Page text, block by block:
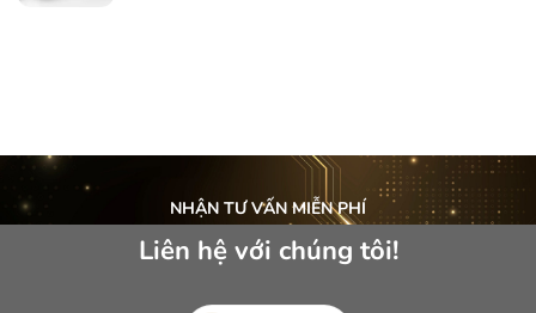
NHẬN TƯ VẤN MIỄN PHÍ
Liên hệ với chúng tôi!